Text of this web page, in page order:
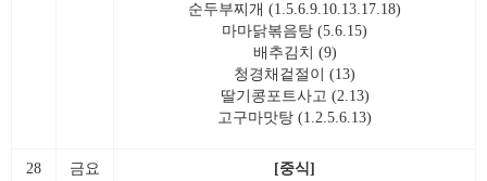
순두부찌개 (1.5.6.9.10.13.17.18)
마마닭볶음탕 (5.6.15)
배추김치 (9)
청경채겉절이 (13)
딸기콩포트사고 (2.13)
고구마맛탕 (1.2.5.6.13)
28
금요
[중식]